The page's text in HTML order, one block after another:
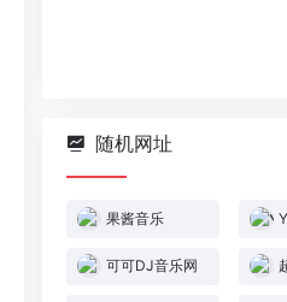
随机网址
果酱音乐
可可DJ音乐网